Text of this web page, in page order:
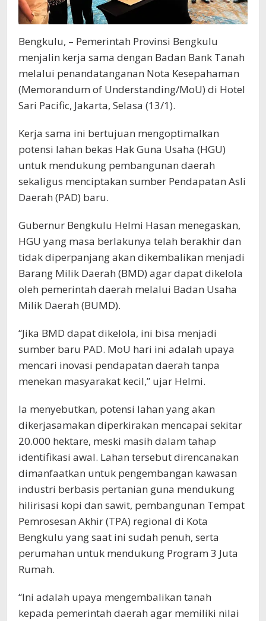
Bengkulu, – Pemerintah Provinsi Bengkulu
menjalin kerja sama dengan Badan Bank Tanah
melalui penandatanganan Nota Kesepahaman
(Memorandum of Understanding/MoU) di Hotel
Sari Pacific, Jakarta, Selasa (13/1).
Kerja sama ini bertujuan mengoptimalkan
potensi lahan bekas Hak Guna Usaha (HGU)
untuk mendukung pembangunan daerah
sekaligus menciptakan sumber Pendapatan Asli
Daerah (PAD) baru.
Gubernur Bengkulu Helmi Hasan menegaskan,
HGU yang masa berlakunya telah berakhir dan
tidak diperpanjang akan dikembalikan menjadi
Barang Milik Daerah (BMD) agar dapat dikelola
oleh pemerintah daerah melalui Badan Usaha
Milik Daerah (BUMD).
“Jika BMD dapat dikelola, ini bisa menjadi
sumber baru PAD. MoU hari ini adalah upaya
mencari inovasi pendapatan daerah tanpa
menekan masyarakat kecil,” ujar Helmi.
Ia menyebutkan, potensi lahan yang akan
dikerjasamakan diperkirakan mencapai sekitar
20.000 hektare, meski masih dalam tahap
identifikasi awal. Lahan tersebut direncanakan
dimanfaatkan untuk pengembangan kawasan
industri berbasis pertanian guna mendukung
hilirisasi kopi dan sawit, pembangunan Tempat
Pemrosesan Akhir (TPA) regional di Kota
Bengkulu yang saat ini sudah penuh, serta
perumahan untuk mendukung Program 3 Juta
Rumah.
“Ini adalah upaya mengembalikan tanah
kepada pemerintah daerah agar memiliki nilai